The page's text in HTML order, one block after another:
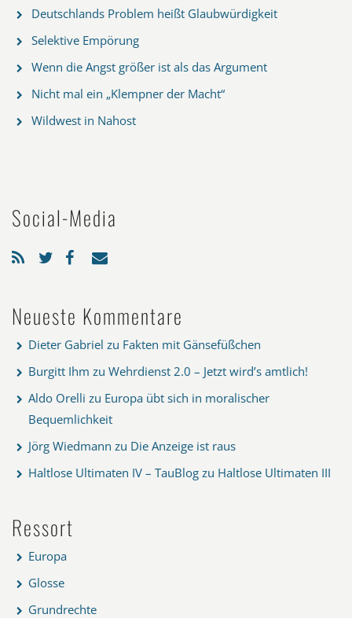
Deutschlands Problem heißt Glaubwürdigkeit
Selektive Empörung
Wenn die Angst größer ist als das Argument
Nicht mal ein „Klempner der Macht“
Wildwest in Nahost
Social-Media
Neueste Kommentare
Dieter Gabriel zu Fakten mit Gänsefüßchen
Burgitt Ihm zu Wehrdienst 2.0 – Jetzt wird’s amtlich!
Aldo Orelli zu Europa übt sich in moralischer
Bequemlichkeit
Jörg Wiedmann zu Die Anzeige ist raus
Haltlose Ultimaten IV – TauBlog zu Haltlose Ultimaten III
Ressort
Europa
Glosse
Grundrechte